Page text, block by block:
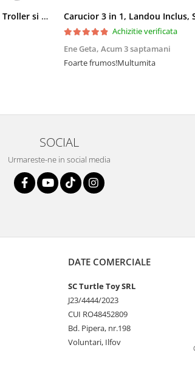
Carucior Sport cu Pliere Tip Troller si Maner Reversibil - Gri
Achizitie verificata
Ene Geta, Acum 3 saptamani
Foarte frumos!Multumita
SOCIAL
Urmareste-ne in social media
DATE COMERCIALE
SC Turtle Toy SRL
J23/4444/2023
CUI RO48452809
Bd. Pipera, nr.198
Voluntari, Ilfov